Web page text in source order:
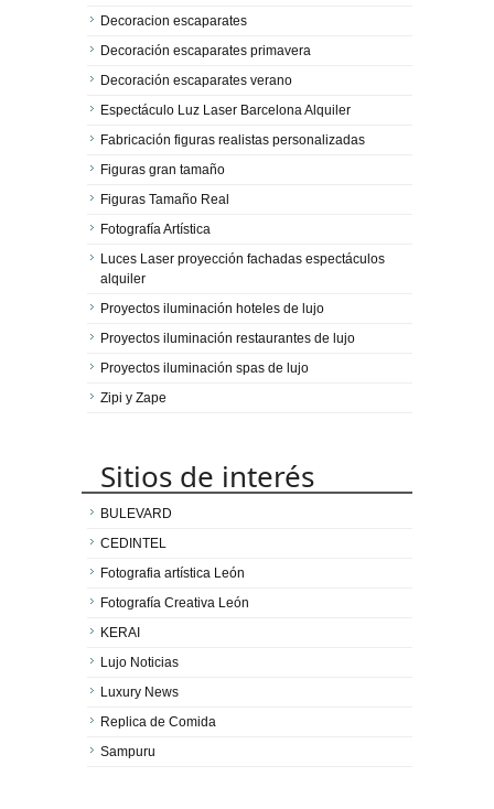
Decoracion escaparates
Decoración escaparates primavera
Decoración escaparates verano
Espectáculo Luz Laser Barcelona Alquiler
Fabricación figuras realistas personalizadas
Figuras gran tamaño
Figuras Tamaño Real
Fotografía Artística
Luces Laser proyección fachadas espectáculos
alquiler
Proyectos iluminación hoteles de lujo
Proyectos iluminación restaurantes de lujo
Proyectos iluminación spas de lujo
Zipi y Zape
Sitios de interés
BULEVARD
CEDINTEL
Fotografia artística León
Fotografía Creativa León
KERAI
Lujo Noticias
Luxury News
Replica de Comida
Sampuru